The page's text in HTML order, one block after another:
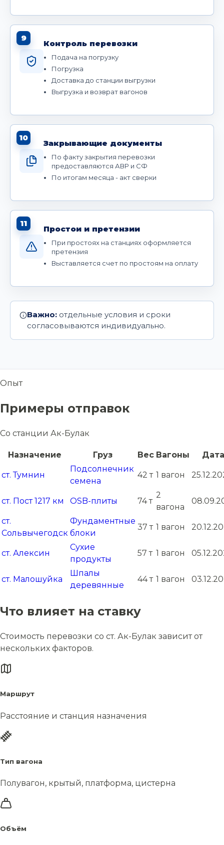
9
Контроль перевозки
Подача на погрузку
Погрузка
Доставка до станции выгрузки
Выгрузка и возврат вагонов
10
Закрывающие документы
По факту закрытия перевозки
предоставляются АВР и СФ
По итогам месяца - акт сверки
11
Простои и претензии
При простоях на станциях оформляется
претензия
Выставляется счет по простоям на оплату
Важно: отдельные условия и сроки
согласовываются индивидуально.
Опыт
Примеры отправок
Со станции Ак-Булак
Назначение Груз Вес Вагоны Дата
ст. Тумнин
Подсолнечник
семена
42 т 1 вагон
ст. Пост 1217 км OSB-плиты 74 т
2
вагона
ст.
Сольвычегодск
Фундаментные
блоки
37 т 1 вагон
ст. Алексин
Сухие
продукты
57 т 1 вагон
ст. Малошуйка
Шпалы
деревянные
44 т 1 вагон
Что влияет на ставку
Стоимость перевозки со ст. Ак-Булак зависит от
нескольких факторов.
Маршрут
Расстояние и станция назначения
Тип вагона
Полувагон, крытый, платформа, цистерна
Объём